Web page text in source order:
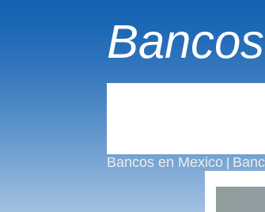
Bancos en Mexico|